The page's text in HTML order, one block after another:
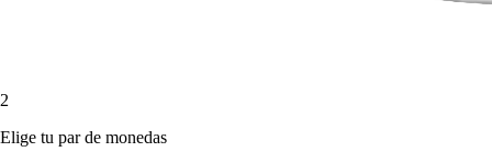
2
Elige tu par de monedas